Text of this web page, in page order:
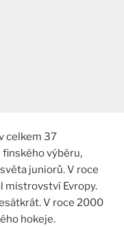
celkem 37
finského výběru,
juniorů. V roce
mistrovství Evropy.
V roce 2000
hokeje.